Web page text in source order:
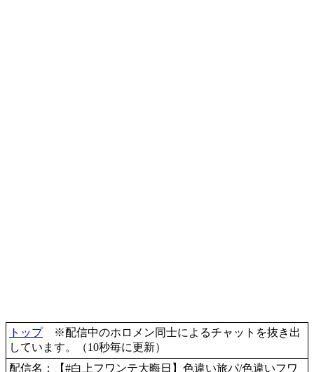
トップ※配信中のホロメン同士によるチャットを抜き出
しています。（10秒毎に更新）
配信名：【#白上フワンテ大晦日】色違い旅パ/色違いフワ